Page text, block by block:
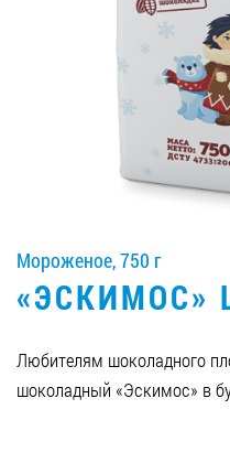
ЗАКАЗАТЬ
Мороженое, 750 г
Любителям шоколадного
шоколадный «Эскимос» в